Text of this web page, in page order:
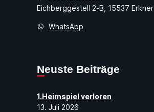
Eichberggestell 2-B, 15537 Erkner
WhatsApp
Neuste Beiträge
1.Heimspiel verloren
13. Juli 2026